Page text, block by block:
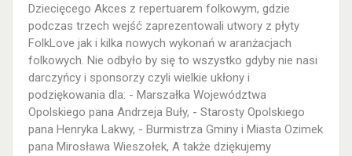
Dziecięcego Akces z repertuarem folkowym, gdzie
podczas trzech wejść zaprezentowali utwory z płyty
FolkLove jak i kilka nowych wykonań w aranżacjach
folkowych. Nie odbyło by się to wszystko gdyby nie nasi
darczyńcy i sponsorzy czyli wielkie ukłony i
podziękowania dla: - Marszałka Województwa
Opolskiego pana Andrzeja Buły, - Starosty Opolskiego
pana Henryka Lakwy, - Burmistrza Gminy i Miasta Ozimek
pana Mirosława Wieszołek, A także dziękujemy